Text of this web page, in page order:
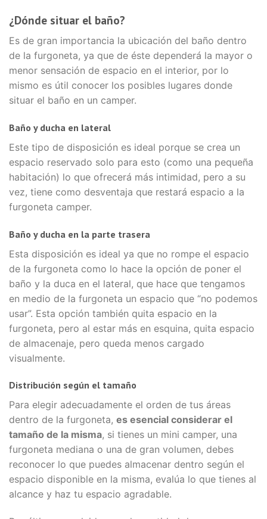
¿Dónde situar el baño?
Es de gran importancia la ubicación del baño dentro
de la furgoneta, ya que de éste dependerá la mayor o
menor sensación de espacio en el interior, por lo
mismo es útil conocer los posibles lugares donde
situar el baño en un camper.
Baño y ducha en lateral
Este tipo de disposición es ideal porque se crea un
espacio reservado solo para esto (como una pequeña
habitación) lo que ofrecerá más intimidad, pero a su
vez, tiene como desventaja que restará espacio a la
furgoneta camper.
Baño y ducha en la parte trasera
Esta disposición es ideal ya que no rompe el espacio
de la furgoneta como lo hace la opción de poner el
baño y la duca en el lateral, que hace que tengamos
en medio de la furgoneta un espacio que “no podemos
usar”. Esta opción también quita espacio en la
furgoneta, pero al estar más en esquina, quita espacio
de almacenaje, pero queda menos cargado
visualmente.
Distribución según el tamaño
Para elegir adecuadamente el orden de tus áreas
dentro de la furgoneta, es esencial considerar el
tamaño de la misma, si tienes un mini camper, una
furgoneta mediana o una de gran volumen, debes
reconocer lo que puedes almacenar dentro según el
espacio disponible en la misma, evalúa lo que tienes al
alcance y haz tu espacio agradable.